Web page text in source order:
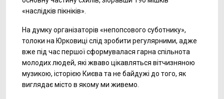
«наслідків пікніків».
На думку організаторів «непопсового суботнику»,
толоки на Юрковиці слід зробити регулярними, адже
вже під час першої сформувалася гарна спільнота
молодих людей, які жваво цікавляться вітчизняною
музикою, історією Києва та не байдужі до того, як
виглядає місто в якому ми живемо.